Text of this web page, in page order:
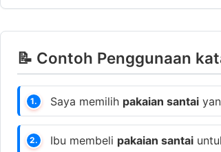
📝 Contoh Penggunaan
1. Saya memilih pakaian santai
2. Ibu membeli pakaian santai